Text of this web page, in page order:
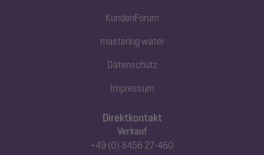
Direktkontakt
Verkauf
+49 (0) 8456 27-460
KundenForum
mastering water
Datenschutz
Impressum